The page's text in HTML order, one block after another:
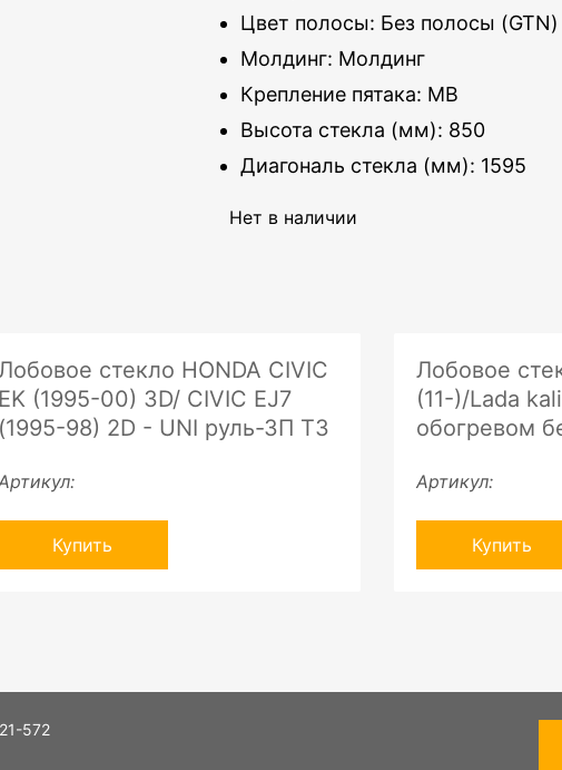
Цвет полосы: Без полосы (GTN)
Молдинг: Молдинг
Крепление пятака: MB
Высота стекла (мм): 850
Диагональ стекла (мм): 1595
Нет в наличии
стекло HONDA CIVIC
EK (1995-00) 3D/ CIVIC EJ7
(1995-98) 2D - UNI руль-ЗП ТЗ
Купить
Лобовое
(11-)/Lada
обогревом
Артикул:
Купить
572